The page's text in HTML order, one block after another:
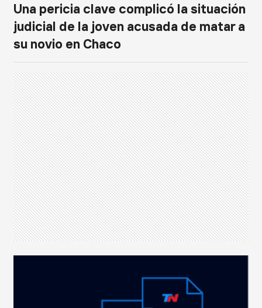
Una pericia clave complicó la situación
judicial de la joven acusada de matar a
su novio en Chaco